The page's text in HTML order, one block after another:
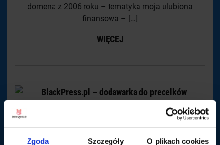
Zgoda Szczegóły O plikach cookies
domena z 2006 roku – tematyka moja ulubiona
finansowa – […]
WIĘCEJ